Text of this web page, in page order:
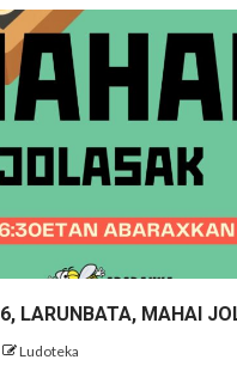
LARUNBATA, MAHAI
Ludoteka